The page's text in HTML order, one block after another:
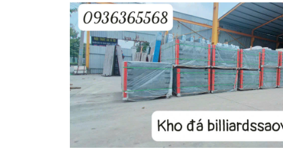
Bàn Bi-a Trẻ Em
Bàn Bi-a Liên
Bàn Bi-a Dragon
Bàn Bi-a Thi Đấu
Vải nỉ trải bàn Bi-a
Quấn chỉ cơ bida
Bo đầu cơ bida